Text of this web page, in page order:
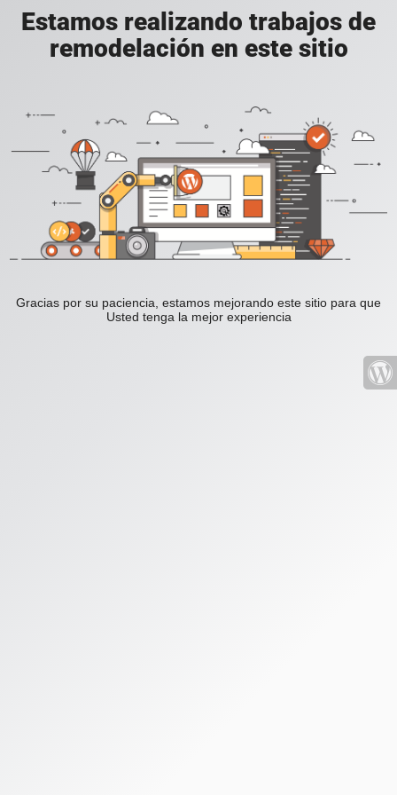
Estamos realizando trabajos de
remodelación en este sitio
Gracias por su paciencia, estamos mejorando este sitio para que
Usted tenga la mejor experiencia